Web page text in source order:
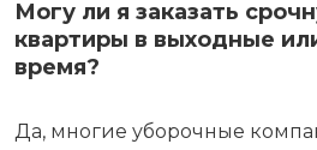
Могу ли я заказать
квартиры в выходные
время?
Да, многие уборочные